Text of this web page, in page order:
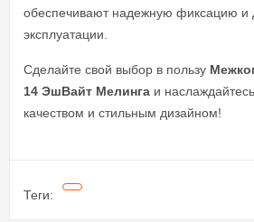
обеспечивают надежную фиксацию и
эксплуатации.
Сделайте свой выбор в пользу
14 ЭшВайт Мелинга и
качеством и стильным дизайном!
Теги: